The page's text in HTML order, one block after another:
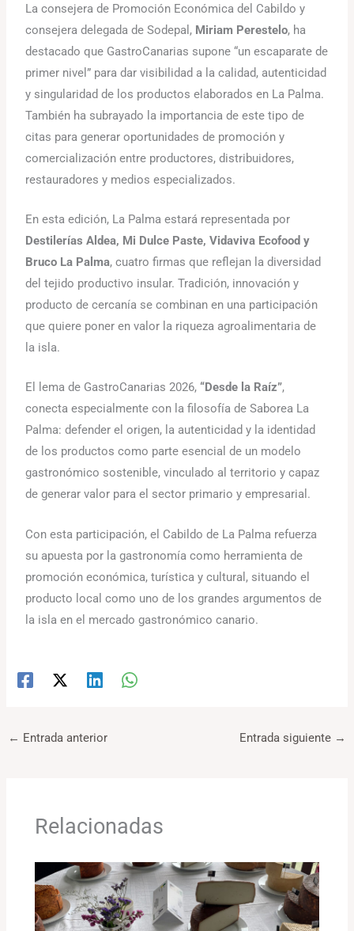
La consejera de Promoción Económica del Cabildo y
consejera delegada de Sodepal, Miriam Perestelo, ha
destacado que GastroCanarias supone “un escaparate de
primer nivel” para dar visibilidad a la calidad, autenticidad
y singularidad de los productos elaborados en La Palma.
También ha subrayado la importancia de este tipo de
citas para generar oportunidades de promoción y
comercialización entre productores, distribuidores,
restauradores y medios especializados.
En esta edición, La Palma estará representada por
Destilerías Aldea, Mi Dulce Paste, Vidaviva Ecofood y
Bruco La Palma, cuatro firmas que reflejan la diversidad
del tejido productivo insular. Tradición, innovación y
producto de cercanía se combinan en una participación
que quiere poner en valor la riqueza agroalimentaria de
la isla.
El lema de GastroCanarias 2026,“Desde la Raíz”,
conecta especialmente con la filosofía de Saborea La
Palma: defender el origen, la autenticidad y la identidad
de los productos como parte esencial de un modelo
gastronómico sostenible, vinculado al territorio y capaz
de generar valor para el sector primario y empresarial.
Con esta participación, el Cabildo de La Palma refuerza
su apuesta por la gastronomía como herramienta de
promoción económica, turística y cultural, situando el
producto local como uno de los grandes argumentos de
la isla en el mercado gastronómico canario.
← Entrada anterior Entrada siguiente →
Relacionadas